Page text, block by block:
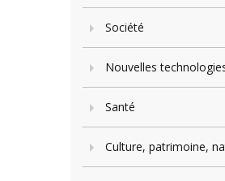
Société
Nouvelles
Santé
Culture, patrimoine,